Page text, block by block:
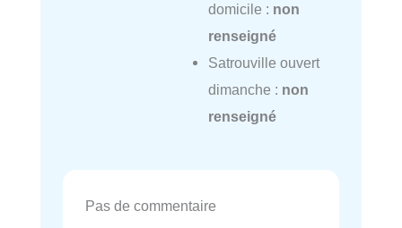
domicile : non
renseigné
Satrouville ouvert
dimanche : non
renseigné
Pas de commentaire